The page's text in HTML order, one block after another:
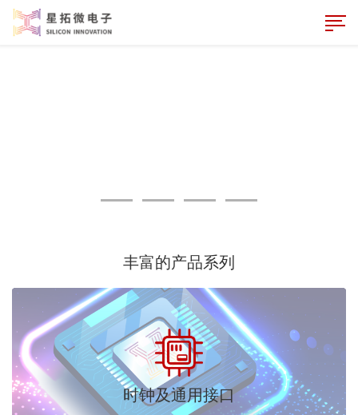
丰富的产品系列
时钟及通用接口